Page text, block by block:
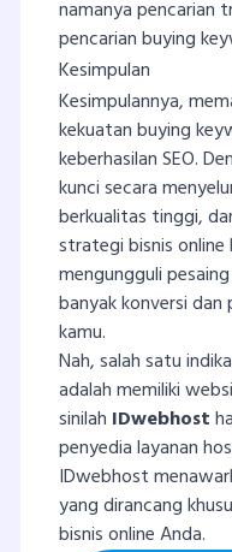
namanya pencarian
pencarian buying
Kesimpulan
Kesimpulannya,
kekuatan buying
keberhasilan SEO.
kunci secara
berkualitas tinggi,
strategi bisnis
mengungguli
banyak konversi
kamu.
Nah, salah satu
adalah memiliki
sinilah IDwebhost
penyedia layanan
IDwebhost
yang dirancang
bisnis online Anda.